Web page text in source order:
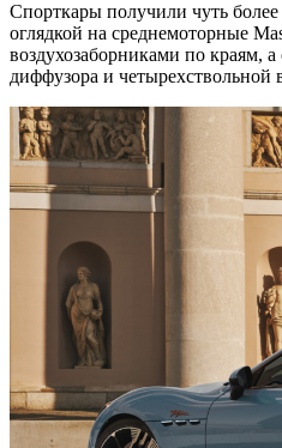
Спорткары получили чуть
оглядкой на среднемоторные
воздухозаборниками по краям,
диффузора и четырехствольной